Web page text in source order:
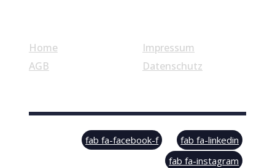
Home
AGB
Impressum
Datenschutz
© Swiss Label, All rights reserved
fab fa-facebook-f
fab fa-linkedin
fab fa-instagram